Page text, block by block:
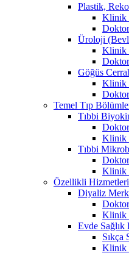
Plastik,
Klinik
Üroloji
Klinik
Göğüs
Klinik
Temel Tıp
Tıbbi
Klinik
Tıbbi
Klinik
Özellikli
Diyaliz
Klinik
Evde Sağlık
Sıkça
Klinik